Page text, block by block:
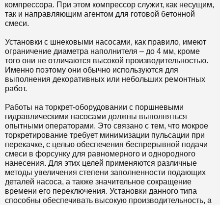
компрессора. При этом компрессор служит, как несущим,
так и направляющим агентом для готовой бетонной
смеси.
Установки с шнековыми насосами, как правило, имеют
ограничение диаметра наполнителя – до 4 мм, кроме
того они не отличаются высокой производительностью.
Именно поэтому они обычно используются для
выполнения декоративных или небольших ремонтных
работ.
Работы на торкрет-оборудовании с поршневыми
гидравлическими насосами должны выполняться
опытными операторами. Это связано с тем, что мокрое
торкретирование требует минимизации пульсации при
перекачке, с целью обеспечения беспрерывной подачи
смеси в форсунку для равномерного и однородного
нанесения. Для этих целей применяются различные
методы увеличения степени заполненности подающих
деталей насоса, а также значительное сокращение
времени его переключения. Установки данного типа
способны обеспечивать высокую производительность, а